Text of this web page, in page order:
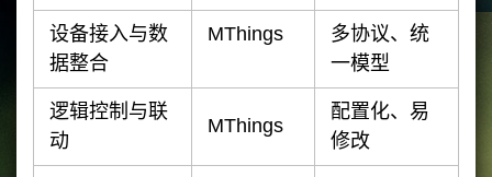
设备接入与数
据整合
MThings
多协议、统
一模型
逻辑控制与联
动
MThings
配置化、易
修改